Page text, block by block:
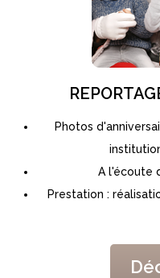
Photos
A l'écoute
Prestation :